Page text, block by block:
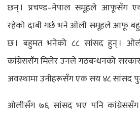
छन् । प्रचण्ड–नेपाल समूहले आफूसँग
रहेको दाबी गर्छ भने ओली समूहले आफू
छ । बहुमत भनेको ८८ सांसद हुन् ।
कांग्रेससँग मिलेर उनले गठबन्धनको
अवस्थामा उनीहरूसँग एक सय ४८ सांसद
ओलीसँग ७६ सांसद भए पनि कांग्रेससँग